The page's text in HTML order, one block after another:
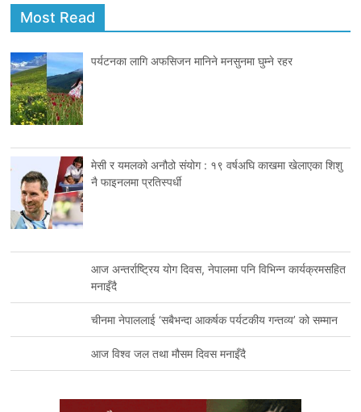
Most Read
पर्यटनका लागि अफसिजन मानिने मनसुनमा घुम्ने रहर
मेसी र यमलको अनौठो संयोग : १९ वर्षअघि काखमा खेलाएका शिशु
नै फाइनलमा प्रतिस्पर्धी
आज अन्तर्राष्ट्रिय योग दिवस, नेपालमा पनि विभिन्न कार्यक्रमसहित
मनाइँदै
चीनमा नेपाललाई ‘सबैभन्दा आकर्षक पर्यटकीय गन्तव्य’ को सम्मान
आज विश्व जल तथा मौसम दिवस मनाइँदै